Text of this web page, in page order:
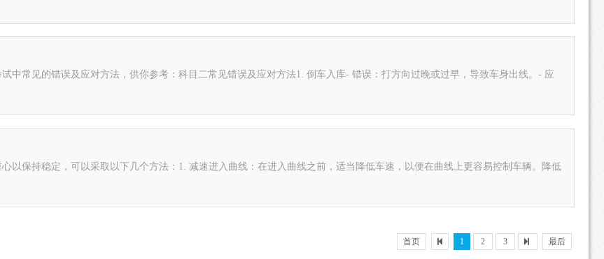
中常见的错误及应对方法，供你参考：科目二常见错误及应对方法1. 倒车入库- 错误：打方向过晚或过早，导致车身出线。- 应
以保持稳定，可以采取以下几个方法：1. 减速进入曲线：在进入曲线之前，适当降低车速，以便在曲线上更容易控制车辆。降低
首页 1 2 3 最后